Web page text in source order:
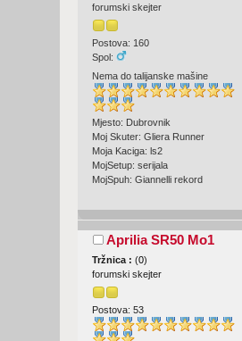
forumski skejter
Postova: 160
Spol:
Nema do talijanske mašine
Mjesto: Dubrovnik
Moj Skuter: Gliera Runner
Moja Kaciga: ls2
MojSetup: serijala
MojSpuh: Giannelli rekord
Aprilia SR50 Mo1
Tržnica :(0)
forumski skejter
Postova: 53